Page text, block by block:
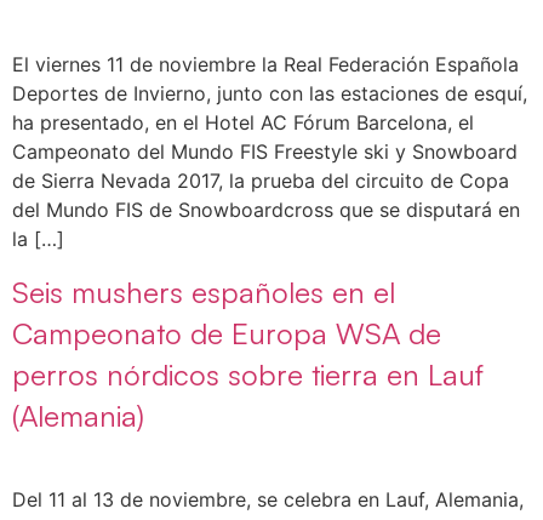
El viernes 11 de noviembre la Real Federación Española
Deportes de Invierno, junto con las estaciones de esquí,
ha presentado, en el Hotel AC Fórum Barcelona, el
Campeonato del Mundo FIS Freestyle ski y Snowboard
de Sierra Nevada 2017, la prueba del circuito de Copa
del Mundo FIS de Snowboardcross que se disputará en
la […]
Seis mushers españoles en el
Campeonato de Europa WSA de
perros nórdicos sobre tierra en Lauf
(Alemania)
Del 11 al 13 de noviembre, se celebra en Lauf, Alemania,